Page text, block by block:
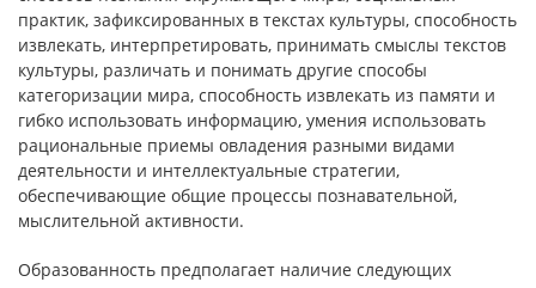
практик, зафиксированных в текстах культуры, способность
извлекать, интерпретировать, принимать смыслы текстов
культуры, различать и понимать другие способы
категоризации мира, способность извлекать из памяти и
гибко использовать информацию, умения использовать
рациональные приемы овладения разными видами
деятельности и интеллектуальные стратегии,
обеспечивающие общие процессы познавательной,
мыслительной активности.
Образованность предполагает наличие следующих